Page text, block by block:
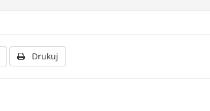
Drukuj